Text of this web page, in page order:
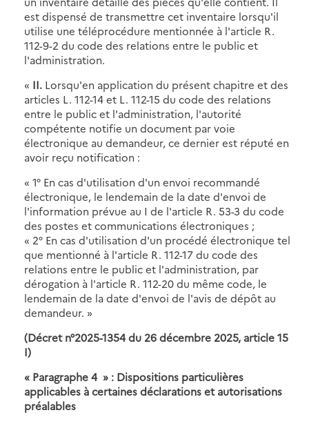
est dispensé de transmettre cet inventaire lorsqu'il
utilise une téléprocédure mentionnée à l'article R.
112-9-2 du code des relations entre le public et
l'administration.
« II. Lorsqu'en application du présent chapitre et des
articles L. 112-14 et L. 112-15 du code des relations
entre le public et l'administration, l'autorité
compétente notifie un document par voie
électronique au demandeur, ce dernier est réputé en
avoir reçu notification :
« 1° En cas d'utilisation d'un envoi recommandé
électronique, le lendemain de la date d'envoi de
l'information prévue au I de l'article R. 53-3 du code
des postes et communications électroniques ;
« 2° En cas d'utilisation d'un procédé électronique tel
que mentionné à l'article R. 112-17 du code des
relations entre le public et l'administration, par
dérogation à l'article R. 112-20 du même code, le
lendemain de la date d'envoi de l'avis de dépôt au
demandeur. »
(Décret n°2025-1354 du 26 décembre 2025, article 15
I)
« Paragraphe 4 » : Dispositions particulières
applicables à certaines déclarations et autorisations
préalables